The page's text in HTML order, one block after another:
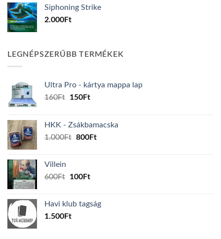
Siphoning Strike
2.000Ft
LEGNÉPSZERŰBB TERMÉKEK
Ultra Pro - kártya mappa lap
160Ft
Original
160Ft.
150FtCurrent
150Ft.
HKK - Zsákbamacska
1.000Ft Original
800FtCurrent
Villein
600Ft
Original
600Ft.
100FtCurrent
100Ft.
Havi klub tagság
1.500Ft